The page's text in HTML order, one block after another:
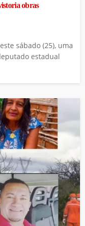
obras
sábado (25), uma
estadual